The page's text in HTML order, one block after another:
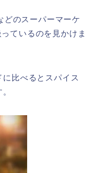
のスーパーマーケ
ているのを見かけま
比べるとスパイス